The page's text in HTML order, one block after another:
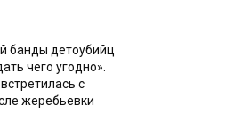
банды детоубийц
чего угодно».
с
жеребьевки